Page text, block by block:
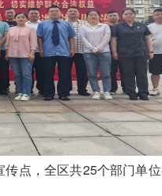
，全区共25个部门单